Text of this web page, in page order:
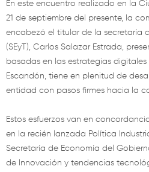
En este encuentro realizado en la
21 de septiembre del presente, la
encabezó el titular de la secretaría
(SEyT), Carlos Salazar Estrada,
basadas en las estrategias
Escandón, tiene en plenitud de
entidad con pasos firmes hacia la
Estos esfuerzos van en
en la recién lanzada Política
Secretaría de Economía del
de Innovación y tendencias